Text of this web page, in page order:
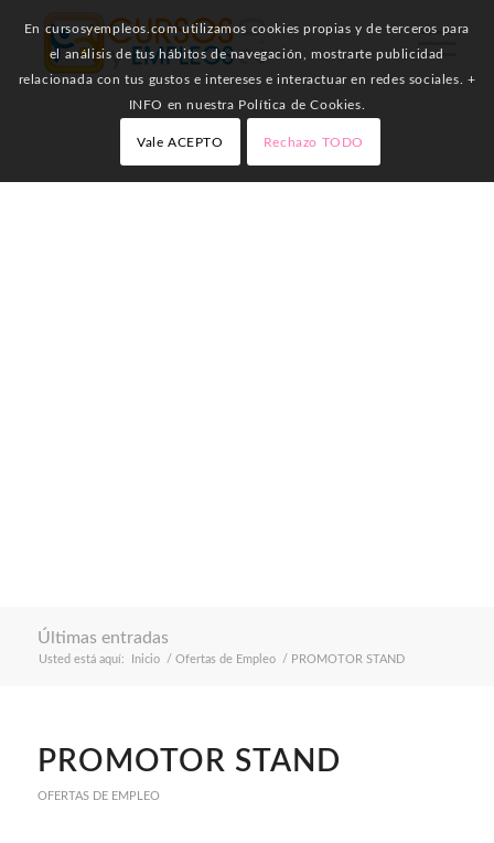
Últimas entradas
Usted está aquí: Inicio / Ofertas de Empleo / PROMOTOR STAND
PROMOTOR STAND
OFERTAS DE EMPLEO
En cursosyempleos.com utilizamos cookies propias y de terceros para
el análisis de tus hábitos de navegación, mostrarte publicidad
relacionada con tus gustos e intereses e interactuar en redes sociales. +
INFO en nuestra Política de Cookies.
Vale ACEPTO Rechazo TODO